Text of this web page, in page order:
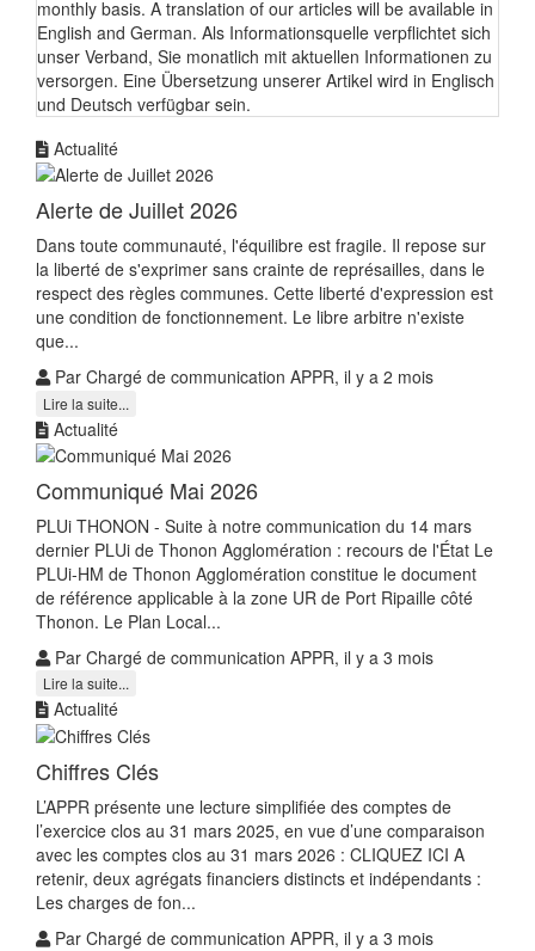
monthly basis. A translation of our articles will be available in
English and German. Als Informationsquelle verpflichtet sich
unser Verband, Sie monatlich mit aktuellen Informationen zu
versorgen. Eine Übersetzung unserer Artikel wird in Englisch
und Deutsch verfügbar sein.
Actualité
Alerte de Juillet 2026
Dans toute communauté, l'équilibre est fragile. Il repose sur
la liberté de s'exprimer sans crainte de représailles, dans le
respect des règles communes. Cette liberté d'expression est
une condition de fonctionnement. Le libre arbitre n'existe
que...
Par Chargé de communication APPR, il y a 2 mois
Lire la suite...
Actualité
Communiqué Mai 2026
PLUi THONON - Suite à notre communication du 14 mars
dernier PLUi de Thonon Agglomération : recours de l'État Le
PLUi‑HM de Thonon Agglomération constitue le document
de référence applicable à la zone UR de Port Ripaille côté
Thonon. Le Plan Local...
Par Chargé de communication APPR, il y a 3 mois
Lire la suite...
Actualité
Chiffres Clés
L’APPR présente une lecture simplifiée des comptes de
l’exercice clos au 31 mars 2025, en vue d’une comparaison
avec les comptes clos au 31 mars 2026 : CLIQUEZ ICI A
retenir, deux agrégats financiers distincts et indépendants :
Les charges de fon...
Par Chargé de communication APPR, il y a 3 mois